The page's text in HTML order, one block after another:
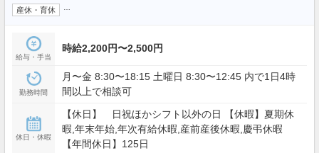
産休・育休
給与・手当
時給2,200円〜2,500円
勤務時間
月〜金 8:30〜18:15 土曜日 8:30〜12:45 内で1日4時
間以上で相談可
休日・休暇
【休日】 日祝ほかシフト以外の日 【休暇】夏期休
暇,年末年始,年次有給休暇,産前産後休暇,慶弔休暇
【年間休日】125日